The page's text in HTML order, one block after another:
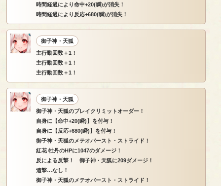
時間経過により命中+20(瞬)が消失！
時間経過により反応+680(瞬)が消失！
御子神・天狐
主行動回数＋1！
主行動回数＋1！
主行動回数＋1！
御子神・天狐
御子神・天狐のブレイクリミットオーダー！
自身に【命中+20(瞬)】を付与！
自身に【反応+680(瞬)】を付与！
御子神・天狐のメテオバースト・ストライド！
紅花 牡丹のHPに1047のダメージ！
反による反撃！ 御子神・天狐に209ダメージ！
追撃…なし！
御子神・天狐のメテオバースト・ストライド！